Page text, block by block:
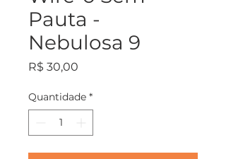
Pauta -
Nebulosa 9
R$ 30,00
Quantidade *